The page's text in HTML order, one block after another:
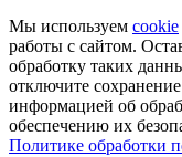
Мы используем cookie
работы с сайтом.
обработку таких
отключите
информацией об
обеспечению их
Политике обработки